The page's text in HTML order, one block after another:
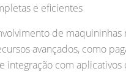
e eficientes
de maquininhas
avançados, como
integração com aplicativos